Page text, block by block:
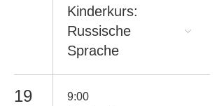
Kinderkurs:
Russische
Sprache
19 9:00